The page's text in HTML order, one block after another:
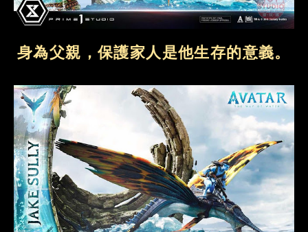
身為父親，保護家人是他生存的意義。